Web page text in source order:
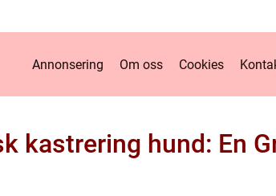
Annonsering Om oss Cookies
kastrering hund: En